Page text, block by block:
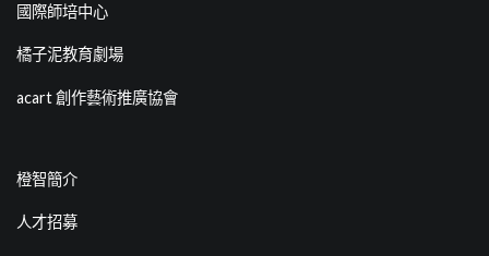
國際師培中心
橘子泥教育劇場
acart 創作藝術推廣協會
橙智簡介
人才招募